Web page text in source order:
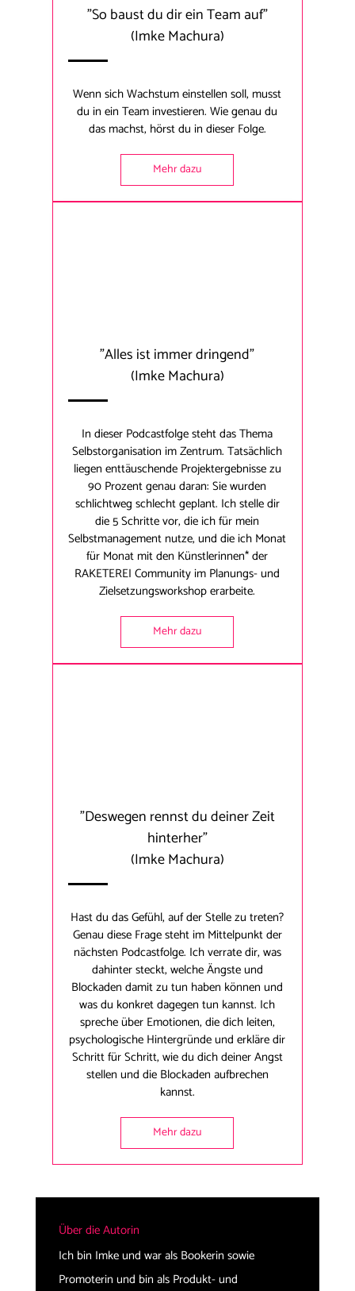
"So baust du dir ein Team auf"
(Imke Machura)
Wenn sich Wachstum einstellen soll, musst
du in ein Team investieren. Wie genau du
das machst, hörst du in dieser Folge.
Mehr dazu
"Alles ist immer dringend"
(Imke Machura)
In dieser Podcastfolge steht das Thema
Selbstorganisation im Zentrum. Tatsächlich
liegen enttäuschende Projektergebnisse zu
90 Prozent genau daran: Sie wurden
schlichtweg schlecht geplant. Ich stelle dir
die 5 Schritte vor, die ich für mein
Selbstmanagement nutze, und die ich Monat
für Monat mit den Künstlerinnen* der
RAKETEREI Community im Planungs- und
Zielsetzungsworkshop erarbeite.
Mehr dazu
"Deswegen rennst du deiner Zeit
hinterher"
(Imke Machura)
Hast du das Gefühl, auf der Stelle zu treten?
Genau diese Frage steht im Mittelpunkt der
nächsten Podcastfolge. Ich verrate dir, was
dahinter steckt, welche Ängste und
Blockaden damit zu tun haben können und
was du konkret dagegen tun kannst. Ich
spreche über Emotionen, die dich leiten,
psychologische Hintergründe und erkläre dir
Schritt für Schritt, wie du dich deiner Angst
stellen und die Blockaden aufbrechen
kannst.
Mehr dazu
Über die Autorin
Ich bin Imke und war als Bookerin sowie
Promoterin und bin als Produkt- und